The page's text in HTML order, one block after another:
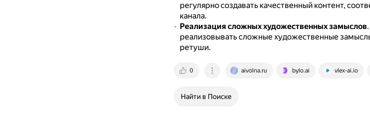
регулярно создавать качественный контент,
канала.
Реализация сложных художественных замыслов.
реализовывать сложные художественные
ретуши.
0 aivolna.ru bylo.ai vlex-ai.io
Найти в Поиске